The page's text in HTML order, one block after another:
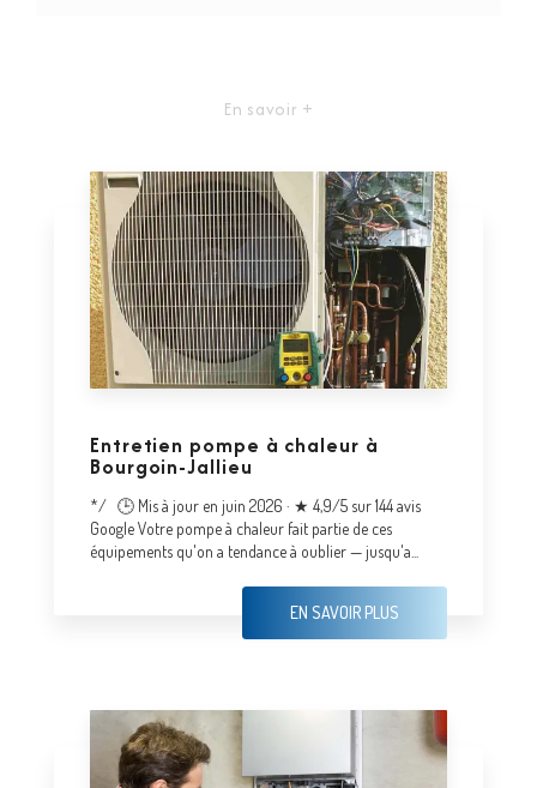
En savoir +
Entretien pompe à chaleur à
Bourgoin-Jallieu
*/ 🕒 Mis à jour en juin 2026 · ★ 4,9/5 sur 144 avis
Google Votre pompe à chaleur fait partie de ces
équipements qu'on a tendance à oublier — jusqu'a...
EN SAVOIR PLUS